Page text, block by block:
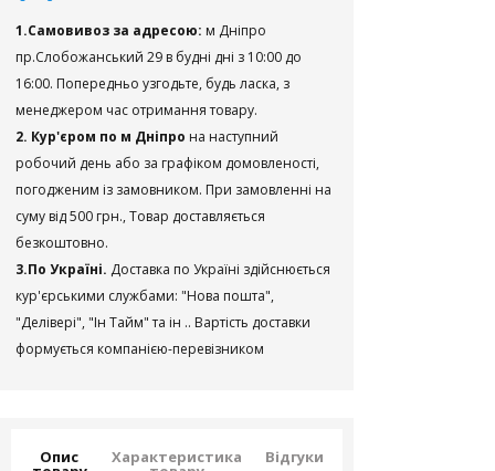
1.Самовивоз за адресою: м Дніпро
пр.Слобожанський 29 в будні дні з 10:00 до
16:00. Попередньо узгодьте, будь ласка, з
менеджером час отримання товару.
2. Кур'єром по м Дніпро на наступний
робочий день або за графіком домовленості,
погодженим із замовником. При замовленні на
суму від 500 грн., Товар доставляється
безкоштовно.
3.По Україні. Доставка по Україні здійснюється
кур'єрськими службами: "Нова пошта",
"Делівері", "Ін Тайм" та ін .. Вартість доставки
формується компанією-перевізником
Опис Характеристика Відгуки